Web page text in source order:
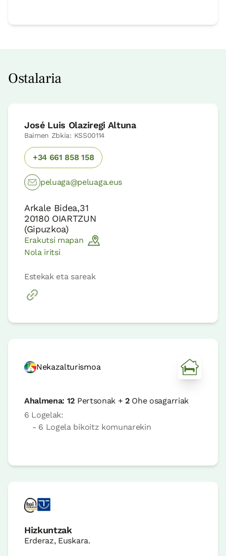
Ostalaria
José Luis Olaziregi Altuna
Baimen Zbkia: KSS00114
+34 661 858 158
peluaga@peluaga.eus
Arkale Bidea,31
20180 OIARTZUN
(Gipuzkoa)
Erakutsi mapan
Nola iritsi
Estekak eta sareak
Nekazalturismoa
Ahalmena: 12 Pertsonak +2Ohe osagarriak
6 Logelak:
- 6 Logela bikoitz komunarekin
Hizkuntzak
Erderaz, Euskara.